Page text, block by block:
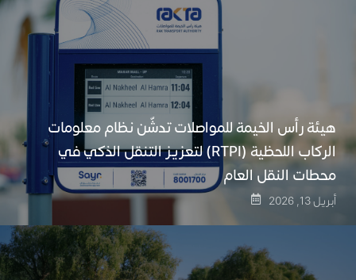
هيئة رأس الخيمة للمواصلات تدشّن نظام معلومات
الركاب اللحظية (RTPI) لتعزيز التنقل الذكي في
محطات النقل العام
أبريل 13, 2026